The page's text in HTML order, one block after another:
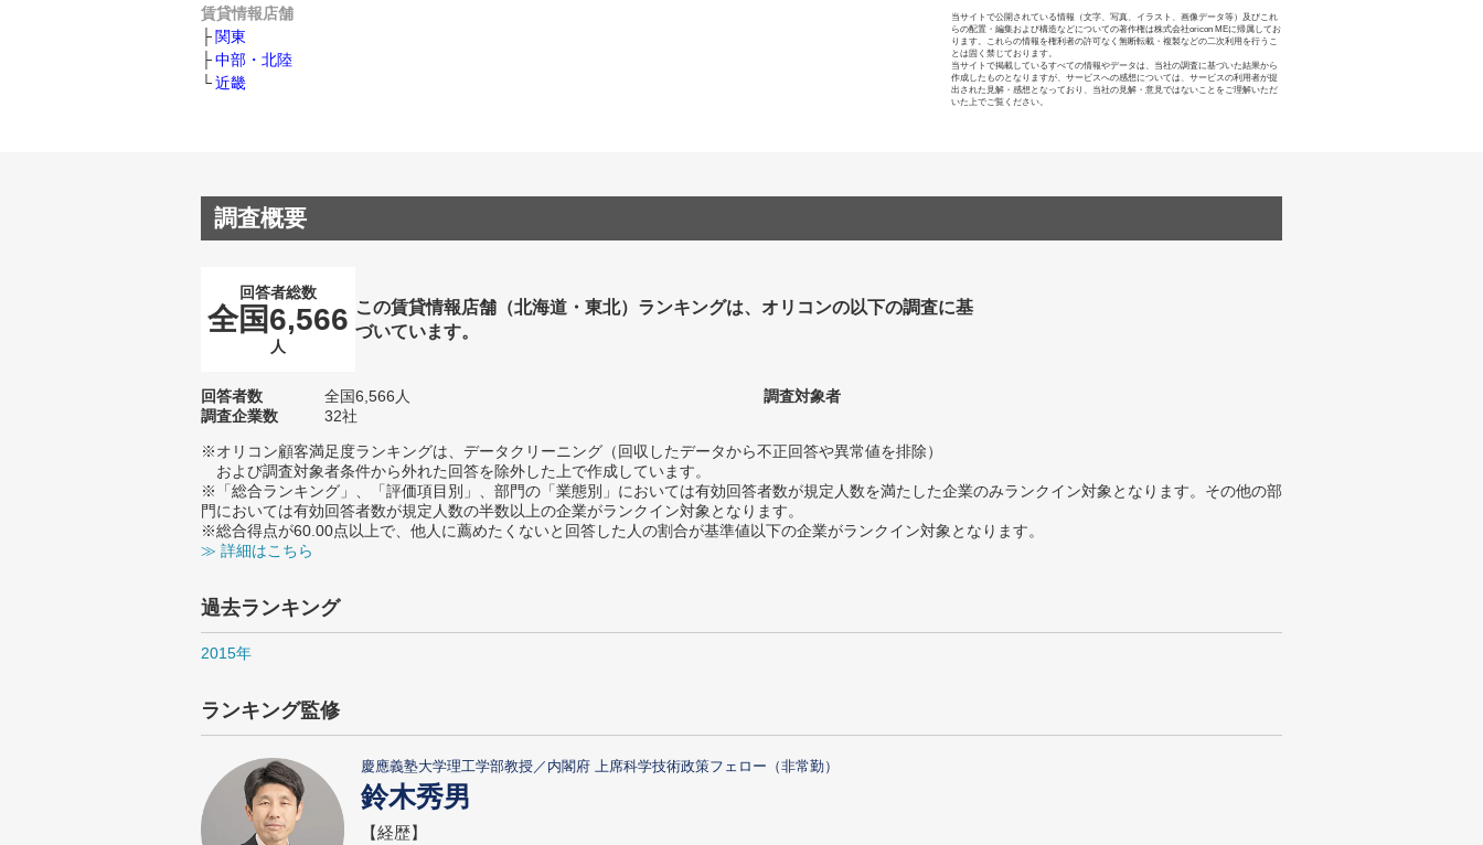
賃貸情報店舗
関東
中部・北陸
近畿
当サイトで公開されている情報（文字、写真、イラスト、画像データ等）及びこれ
らの配置・編集および構造などについての著作権は株式会社oricon MEに帰属してお
ります。これらの情報を権利者の許可なく無断転載・複製などの二次利用を行うこ
とは固く禁じております。
当サイトで掲載しているすべての情報やデータは、当社の調査に基づいた結果から
作成したものとなりますが、サービスへの感想については、サービスの利用者が提
出された見解・感想となっており、当社の見解・意見ではないことをご理解いただ
いた上でご覧ください。
調査概要
回答者総数
全国6,566
人
この賃貸情報店舗（北海道・東北）ランキングは、オリコンの以下の調査に基
づいています。
回答者数
全国6,566人
調査企業数
32社
調査対象者
※オリコン顧客満足度ランキングは、データクリーニング（回収したデータから不正回答や異常値を排除）
および調査対象者条件から外れた回答を除外した上で作成しています。
※「総合ランキング」、「評価項目別」、部門の「業態別」においては有効回答者数が規定人数を満たした企業のみランクイン対象となります。その他の部
門においては有効回答者数が規定人数の半数以上の企業がランクイン対象となります。
※総合得点が60.00点以上で、他人に薦めたくないと回答した人の割合が基準値以下の企業がランクイン対象となります。
≫ 詳細はこちら
過去ランキング
2015年
ランキング監修
慶應義塾大学理工学部教授／内閣府 上席科学技術政策フェロー（非常勤）
鈴木秀男
【経歴】